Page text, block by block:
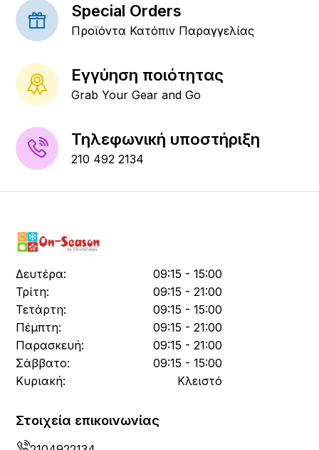
Special Orders
Προϊόντα Κατόπιν Παραγγελίας
Εγγύηση ποιότητας
Grab Your Gear and Go
Τηλεφωνική υποστήριξη
210 492 2134
Δευτέρα:
09:15 - 15:00
Τρίτη:
09:15 - 21:00
Τετάρτη:
09:15 - 15:00
Πέμπτη:
09:15 - 21:00
Παρασκευή:
09:15 - 21:00
Σάββατο:
09:15 - 15:00
Κυριακή:
Κλειστό
Στοιχεία επικοινωνίας